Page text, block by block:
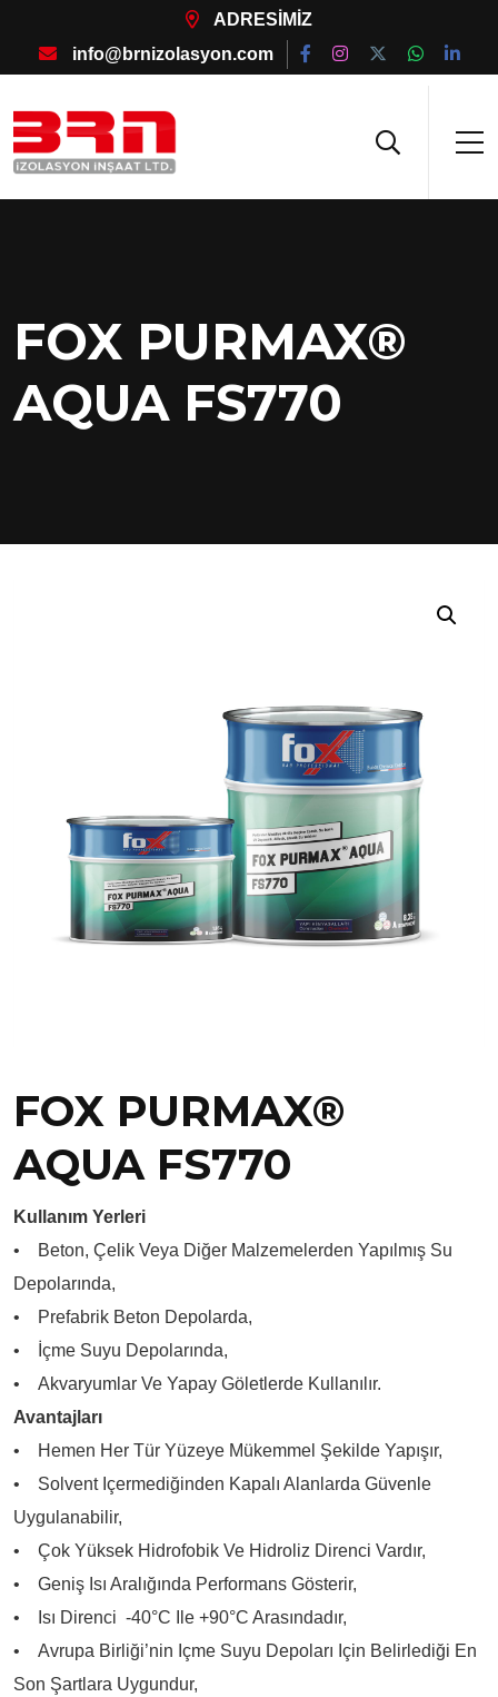
ADRESİMİZ
info@brnizolasyon.com
FOX PURMAX®
AQUA FS770
FOX PURMAX®
AQUA FS770
Kullanım Yerleri
• Beton, Çelik Veya Diğer Malzemelerden Yapılmış Su
Depolarında,
• Prefabrik Beton Depolarda,
• İçme Suyu Depolarında,
• Akvaryumlar Ve Yapay Göletlerde Kullanılır.
Avantajları
• Hemen Her Tür Yüzeye Mükemmel Şekilde Yapışır,
• Solvent Içermediğinden Kapalı Alanlarda Güvenle
Uygulanabilir,
• Çok Yüksek Hidrofobik Ve Hidroliz Direnci Vardır,
• Geniş Isı Aralığında Performans Gösterir,
• Isı Direnci -40°C Ile +90°C Arasındadır,
• Avrupa Birliği’nin Içme Suyu Depoları Için Belirlediği En
Son Şartlara Uygundur,